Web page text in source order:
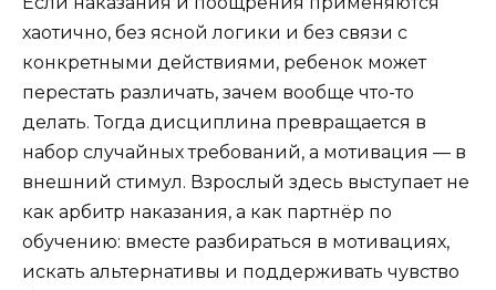
хаотично, без ясной логики и без связи с
конкретными действиями, ребенок может
перестать различать, зачем вообще что-то
делать. Тогда дисциплина превращается в
набор случайных требований, а мотивация — в
внешний стимул. Взрослый здесь выступает не
как арбитр наказания, а как партнёр по
обучению: вместе разбираться в мотивациях,
искать альтернативы и поддерживать чувство